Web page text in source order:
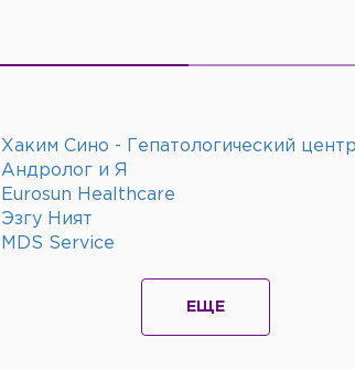
Хаким Сино - Гепатологический центр
Андролог и Я
Eurosun Healthcare
Эзгу Ният
MDS Service
ЕЩЕ